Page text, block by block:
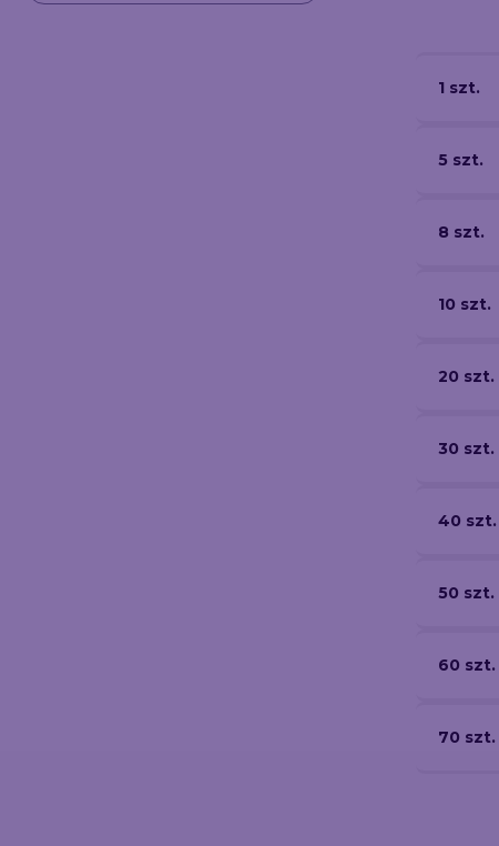
1 szt.
5 szt.
8 szt.
10 szt.
20 szt.
30 szt.
40 szt.
50 szt.
60 szt.
70 szt.